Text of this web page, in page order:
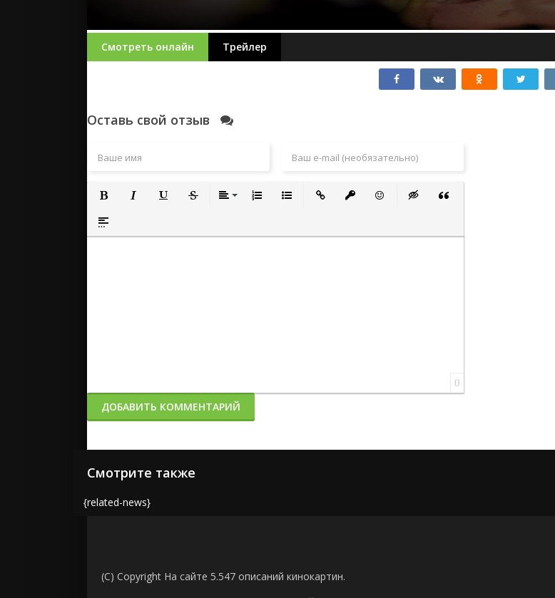
Смотреть онлайн Трейлер
Оставь свой отзыв
Полужирный
Вставка спойлера
0
ДОБАВИТЬ КОММЕНТАРИЙ
Смотрите также
{related-news}
(C) Copyright На сайте 5.547 описаний кинокартин.